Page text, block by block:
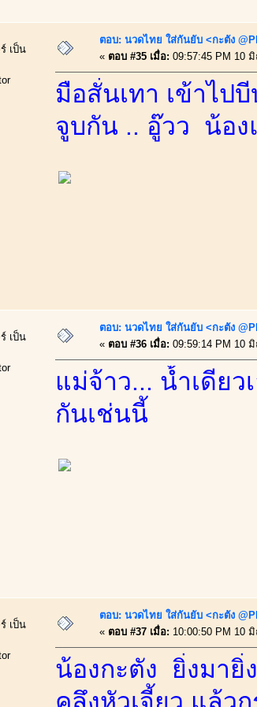
เป็น
ตอบ: นวดไทย ใส่กันยับ <กะตัง
« ตอบ #35 เมื่อ: 09:57:45 PM 10
มือสั่นเทา เข้าไป
จูบกัน .. อู๊วว น้อง
เป็น
ตอบ: นวดไทย ใส่กันยับ <กะตัง
« ตอบ #36 เมื่อ: 09:59:14 PM 10
แม่จ้าว... น้ำเดียว
กันเช่นนี้
เป็น
ตอบ: นวดไทย ใส่กันยับ <กะตัง
« ตอบ #37 เมื่อ: 10:00:50 PM 10
น้องกะตัง ยิ่งมายิ่
คลึงหัวเจี้ยว แล้ว